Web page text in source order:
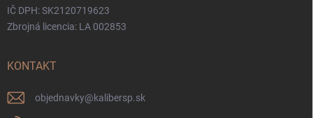
IČ DPH: SK2120719623
Zbrojná licencia: LA 002853
KONTAKT
objednavky@kalibersp.sk